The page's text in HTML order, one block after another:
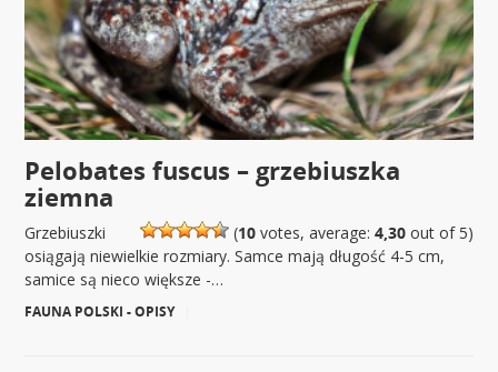
Pelobates fuscus – grzebiuszka
ziemna
(10votes, average: 4,30out of 5)
Grzebiuszki
osiągają niewielkie rozmiary. Samce mają długość 4-5 cm,
samice są nieco większe -…
FAUNA POLSKI - OPISY